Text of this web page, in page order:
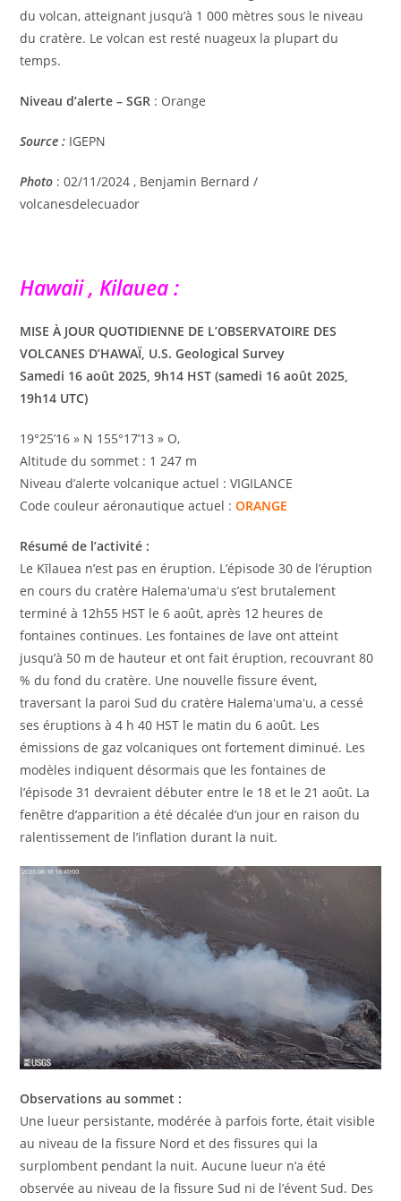
du volcan, atteignant jusqu’à 1 000 mètres sous le niveau
du cratère. Le volcan est resté nuageux la plupart du
temps.
Niveau d’alerte – SGR : Orange
Source: IGEPN
Photo : 02/11/2024 , Benjamin Bernard /
volcanesdelecuador
Hawaii , Kilauea :
MISE À JOUR QUOTIDIENNE DE L’OBSERVATOIRE DES
VOLCANES D’HAWAÏ, U.S. Geological Survey
Samedi 16 août 2025, 9h14 HST (samedi 16 août 2025,
19h14 UTC)
19°25’16 » N 155°17’13 » O,
Altitude du sommet : 1 247 m
Niveau d’alerte volcanique actuel : VIGILANCE
Code couleur aéronautique actuel :ORANGE
Résumé de l’activité :
Le Kīlauea n’est pas en éruption. L’épisode 30 de l’éruption
en cours du cratère Halemaʻumaʻu s’est brutalement
terminé à 12h55 HST le 6 août, après 12 heures de
fontaines continues. Les fontaines de lave ont atteint
jusqu’à 50 m de hauteur et ont fait éruption, recouvrant 80
% du fond du cratère. Une nouvelle fissure évent,
traversant la paroi Sud du cratère Halemaʻumaʻu, a cessé
ses éruptions à 4 h 40 HST le matin du 6 août. Les
émissions de gaz volcaniques ont fortement diminué. Les
modèles indiquent désormais que les fontaines de
l’épisode 31 devraient débuter entre le 18 et le 21 août. La
fenêtre d’apparition a été décalée d’un jour en raison du
ralentissement de l’inflation durant la nuit.
Observations au sommet :
Une lueur persistante, modérée à parfois forte, était visible
au niveau de la fissure Nord et des fissures qui la
surplombent pendant la nuit. Aucune lueur n’a été
observée au niveau de la fissure Sud ni de l’évent Sud. Des